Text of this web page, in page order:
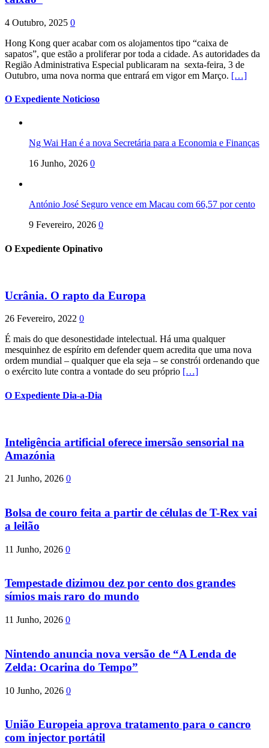
4 Outubro, 2025 0
Hong Kong quer acabar com os alojamentos tipo “caixa de
sapatos”, que estão a proliferar por toda a cidade. As autoridades da
Região Administrativa Especial publicaram na sexta-feira, 3 de
Outubro, uma nova norma que entrará em vigor em Março. […]
O Expediente Noticioso
Ng Wai Han é a nova Secretária para a Economia e Finanças
16 Junho, 2026 0
António José Seguro vence em Macau com 66,57 por cento
9 Fevereiro, 2026 0
O Expediente Opinativo
Ucrânia. O rapto da Europa
26 Fevereiro, 2022 0
É mais do que desonestidade intelectual. Há uma qualquer
mesquinhez de espírito em defender quem acredita que uma nova
ordem mundial – qualquer que ela seja – se constrói ordenando que
o exército lute contra a vontade do seu próprio […]
O Expediente Dia-a-Dia
Inteligência artificial oferece imersão sensorial na
Amazónia
21 Junho, 2026 0
Bolsa de couro feita a partir de células de T-Rex vai
a leilão
11 Junho, 2026 0
Tempestade dizimou dez por cento dos grandes
símios mais raro do mundo
11 Junho, 2026 0
Nintendo anuncia nova versão de “A Lenda de
Zelda: Ocarina do Tempo”
10 Junho, 2026 0
União Europeia aprova tratamento para o cancro
com injector portátil